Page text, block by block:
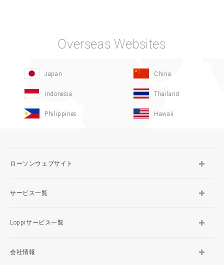
Overseas Websites
Japan China
Indonesia Thailand
Philippines Hawaii
ローソンウェブサイト
サービス一覧
Loppiサービス一覧
会社情報